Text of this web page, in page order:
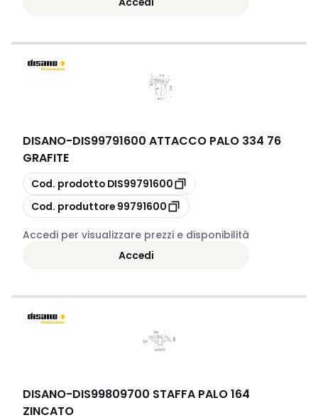
DISANO-DIS99791600 ATTACCO PALO 334 76
GRAFITE
copia
Cod. prodotto DIS99791600
copia
Cod. produttore 99791600
Accedi per visualizzare prezzi e disponibilità
Accedi
DISANO-DIS99809700 STAFFA PALO 164
ZINCATO